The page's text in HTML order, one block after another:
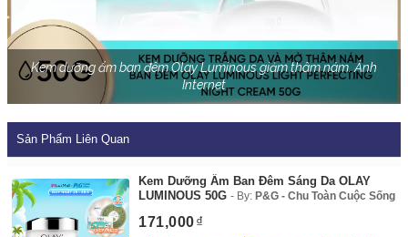
Kem dưỡng ẩm ban đêm Olay Luminous giảm thâm nám. Ảnh
Internet
Sản Phẩm Liên Quan
Kem Dưỡng Ẩm Ban Đêm Sáng Da OLAY
LUMINOUS 50G
By:P&G - Chu Toàn Cuộc Sống
171,000